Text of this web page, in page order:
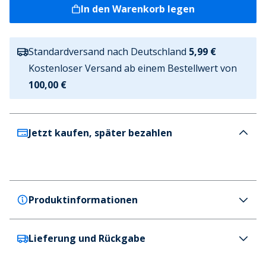
In den Warenkorb legen
Standardversand nach Deutschland 5,99 €
Kostenloser Versand ab einem Bestellwert von
100,00 €
Jetzt kaufen, später bezahlen
Produktinformationen
Reebok
Lieferung und Rückgabe